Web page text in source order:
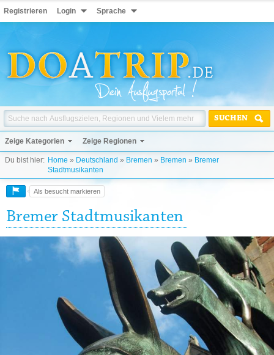
Registrieren Login Sprache
SUCHEN
Zeige Kategorien Zeige Regionen
Du bist hier: Home » Deutschland » Bremen » Bremen » Bremer
Stadtmusikanten
Als besucht markieren
Bremer Stadtmusikanten